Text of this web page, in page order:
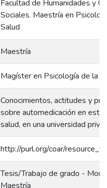
Facultad de Humanidades y
Sociales. Maestría en
Salud
Maestría
Magíster en Psicología de la
Conocimientos, actitudes y
sobre automedicación en
salud, en una universidad
http://purl.org/coar/
Tesis/Trabajo de grado -
Maestría